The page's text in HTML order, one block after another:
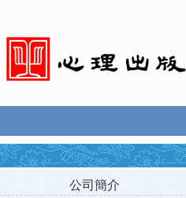
公司簡介